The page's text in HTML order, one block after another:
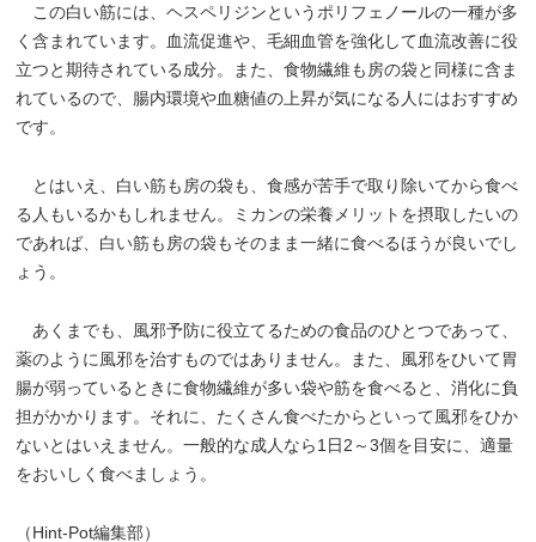
この白い筋には、ヘスペリジンというポリフェノールの一種が多
く含まれています。血流促進や、毛細血管を強化して血流改善に役
立つと期待されている成分。また、食物繊維も房の袋と同様に含ま
れているので、腸内環境や血糖値の上昇が気になる人にはおすすめ
です。
とはいえ、白い筋も房の袋も、食感が苦手で取り除いてから食べ
る人もいるかもしれません。ミカンの栄養メリットを摂取したいの
であれば、白い筋も房の袋もそのまま一緒に食べるほうが良いでし
ょう。
あくまでも、風邪予防に役立てるための食品のひとつであって、
薬のように風邪を治すものではありません。また、風邪をひいて胃
腸が弱っているときに食物繊維が多い袋や筋を食べると、消化に負
担がかかります。それに、たくさん食べたからといって風邪をひか
ないとはいえません。一般的な成人なら1日2～3個を目安に、適量
をおいしく食べましょう。
（Hint-Pot編集部）